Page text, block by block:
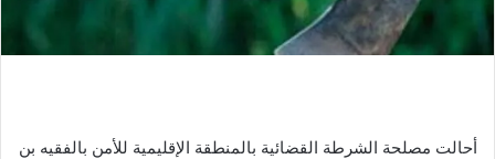
أحالت مصلحة الشرطة القضائية بالمنطقة الإقليمية للأمن بالفقيه بن